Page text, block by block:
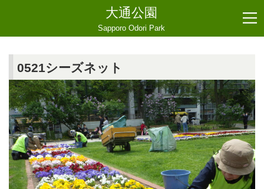
大通公園
Sapporo Odori Park
0521シーズネット